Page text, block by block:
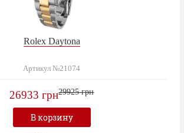
Rolex Daytona
Артикул №21074
26933 грн29925 грн
В корзину